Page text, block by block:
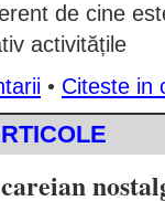
de cine
activitățile
• Citeste in